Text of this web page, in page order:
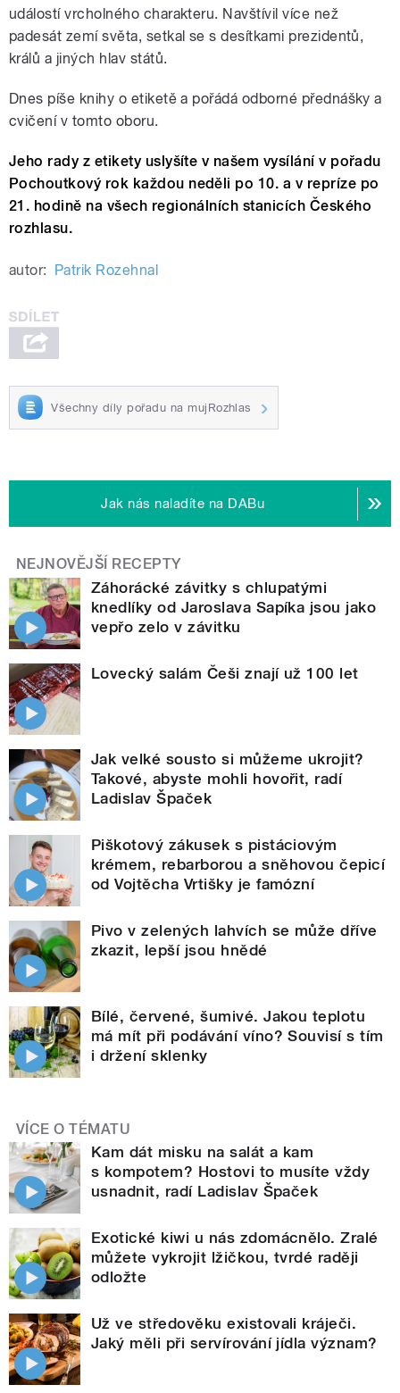
událostí vrcholného charakteru. Navštívil více než
padesát zemí světa, setkal se s desítkami prezidentů,
králů a jiných hlav států.
Dnes píše knihy o etiketě a pořádá odborné přednášky a
cvičení v tomto oboru.
Jeho rady z etikety uslyšíte v našem vysílání v pořadu
Pochoutkový rok každou neděli po 10. a v repríze po
21. hodině na všech regionálních stanicích Českého
rozhlasu.
autor: Patrik Rozehnal
Všechny díly pořadu na mujRozhlas
Jak nás naladíte na DABu
NEJNOVĚJŠÍ RECEPTY
Záhorácké závitky s chlupatými
knedlíky od Jaroslava Sapíka jsou jako
vepřo zelo v závitku
Lovecký salám Češi znají už 100 let
Jak velké sousto si můžeme ukrojit?
Takové, abyste mohli hovořit, radí
Ladislav Špaček
Piškotový zákusek s pistáciovým
krémem, rebarborou a sněhovou čepicí
od Vojtěcha Vrtišky je famózní
Pivo v zelených lahvích se může dříve
zkazit, lepší jsou hnědé
Bílé, červené, šumivé. Jakou teplotu
má mít při podávání víno? Souvisí s tím
i držení sklenky
VÍCE O TÉMATU
Kam dát misku na salát a kam
s kompotem? Hostovi to musíte vždy
usnadnit, radí Ladislav Špaček
Exotické kiwi u nás zdomácnělo. Zralé
můžete vykrojit lžičkou, tvrdé raději
odložte
Už ve středověku existovali kráječi.
Jaký měli při servírování jídla význam?